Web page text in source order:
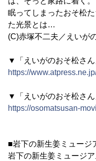
眠ってしまったおそ松
た光景とは…
(C)赤塚不二夫／えいが
▼「えいがのおそ松さ
https://
▼「えいがのおそ松さん
https://osomatsusan-
■岩下の新生姜ミュー
岩下の新生姜ミュージ